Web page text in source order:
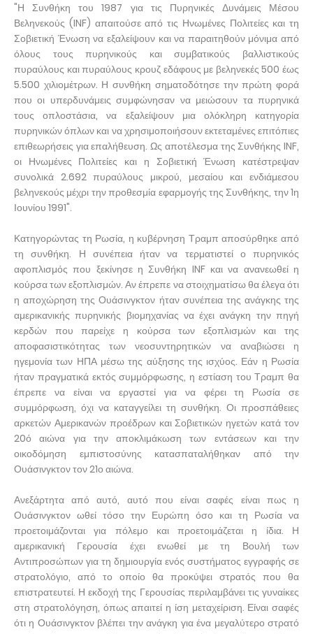
"Η Συνθήκη του 1987 για τις Πυρηνικές Δυνάμεις Μέσου
Βεληνεκούς (INF) απαιτούσε από τις Ηνωμένες Πολιτείες και τη
Σοβιετική Ένωση να εξαλείψουν και να παραιτηθούν μόνιμα από
όλους τους πυρηνικούς και συμβατικούς βαλλιστικούς
πυραύλους και πυραύλους κρουζ εδάφους με βεληνεκές 500 έως
5.500 χιλιομέτρων. Η συνθήκη σηματοδότησε την πρώτη φορά
που οι υπερδυνάμεις συμφώνησαν να μειώσουν τα πυρηνικά
τους οπλοστάσια, να εξαλείψουν μια ολόκληρη κατηγορία
πυρηνικών όπλων και να χρησιμοποιήσουν εκτεταμένες επιτόπιες
επιθεωρήσεις για επαλήθευση. Ως αποτέλεσμα της Συνθήκης INF,
οι Ηνωμένες Πολιτείες και η Σοβιετική Ένωση κατέστρεψαν
συνολικά 2.692 πυραύλους μικρού, μεσαίου και ενδιάμεσου
βεληνεκούς μέχρι την προθεσμία εφαρμογής της Συνθήκης, την 1η
Ιουνίου 1991".
Κατηγορώντας τη Ρωσία, η κυβέρνηση Τραμπ αποσύρθηκε από
τη συνθήκη. Η συνέπεια ήταν να τερματιστεί ο πυρηνικός
αφοπλισμός που ξεκίνησε η Συνθήκη INF και να ανανεωθεί η
κούρσα των εξοπλισμών. Αν έπρεπε να στοιχηματίσω θα έλεγα ότι
η αποχώρηση της Ουάσινγκτον ήταν συνέπεια της ανάγκης της
αμερικανικής πυρηνικής βιομηχανίας να έχει ανάγκη την πηγή
κερδών που παρείχε η κούρσα των εξοπλισμών και της
αποφασιστικότητας των νεοσυντηρητικών να αναβιώσει η
ηγεμονία των ΗΠΑ μέσω της αύξησης της ισχύος. Εάν η Ρωσία
ήταν πραγματικά εκτός συμμόρφωσης, η εστίαση του Τραμπ θα
έπρεπε να είναι να εργαστεί για να φέρει τη Ρωσία σε
συμμόρφωση, όχι να καταγγείλει τη συνθήκη. Οι προσπάθειες
αρκετών Αμερικανών προέδρων και Σοβιετικών ηγετών κατά τον
20ό αιώνα για την αποκλιμάκωση των εντάσεων και την
οικοδόμηση εμπιστοσύνης κατασπαταλήθηκαν από την
Ουάσινγκτον τον 21ο αιώνα.
Ανεξάρτητα από αυτό, αυτό που είναι σαφές είναι πως η
Ουάσινγκτον ωθεί τόσο την Ευρώπη όσο και τη Ρωσία να
προετοιμάζονται για πόλεμο και προετοιμάζεται η ίδια. Η
αμερικανική Γερουσία έχει ενωθεί με τη Βουλή των
Αντιπροσώπων για τη δημιουργία ενός συστήματος εγγραφής σε
στρατολόγιο, από το οποίο θα προκύψει στρατός που θα
επιστρατευτεί. Η εκδοχή της Γερουσίας περιλαμβάνει τις γυναίκες
στη στρατολόγηση, όπως απαιτεί η ίση μεταχείριση. Είναι σαφές
ότι η Ουάσινγκτον βλέπει την ανάγκη για ένα μεγαλύτερο στρατό